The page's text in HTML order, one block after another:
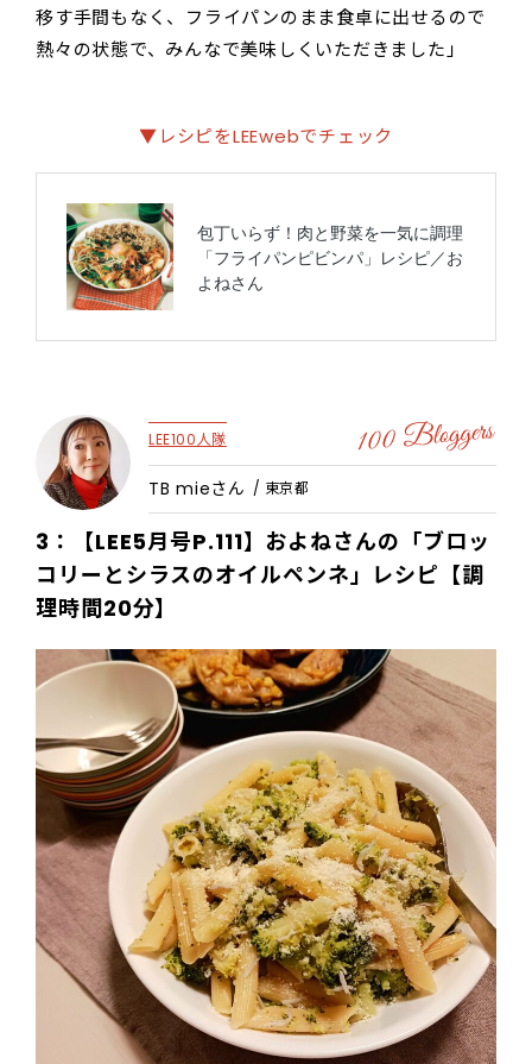
移す手間もなく、フライパンのまま食卓に出せるので
熱々の状態で、みんなで美味しくいただきました」
▼レシピをLEEwebでチェック
LEE100人隊
TB mieさん / 東京都
3：【LEE5月号P.111】およねさんの「ブロッ
コリーとシラスのオイルペンネ」レシピ【調
理時間20分】